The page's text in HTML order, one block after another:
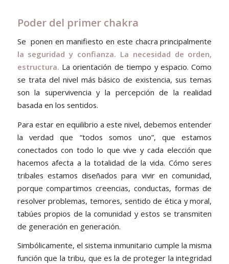
Poder del primer chakra
Se ponen en manifiesto en este chacra principalmente
la seguridad y confianza. La necesidad de orden,
estructura. La orientación de tiempo y espacio. Como
se trata del nivel más básico de existencia, sus temas
son la supervivencia y la percepción de la realidad
basada en los sentidos.
Para estar en equilibrio a este nivel, debemos entender
la verdad que “todos somos uno”, que estamos
conectados con todo lo que vive y cada elección que
hacemos afecta a la totalidad de la vida. Cómo seres
tribales estamos diseñados para vivir en comunidad,
porque compartimos creencias, conductas, formas de
resolver problemas, temores, sentido de ética y moral,
tabúes propios de la comunidad y estos se transmiten
de generación en generación.
Simbólicamente, el sistema inmunitario cumple la misma
función que la tribu, que es la de proteger la integridad